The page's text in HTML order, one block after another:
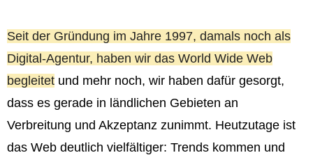
Seit der Gründung im Jahre 1997, damals noch als
Digital-Agentur, haben wir das World Wide Web
begleitet und mehr noch, wir haben dafür gesorgt,
dass es gerade in ländlichen Gebieten an
Verbreitung und Akzeptanz zunimmt. Heutzutage ist
das Web deutlich vielfältiger: Trends kommen und